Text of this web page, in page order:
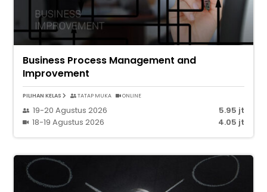
Business Process Management and
Improvement
PILIHAN KELAS TATAP MUKA ONLINE
19-20 Agustus 2026
5.95 jt
18-19 Agustus 2026
4.05 jt